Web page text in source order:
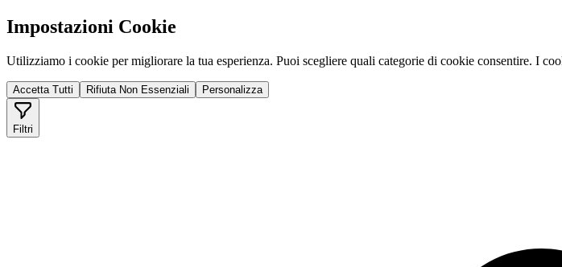
Impostazioni Cookie
Utilizziamo i cookie per migliorare la tua esperienza. Puoi scegliere quali categorie di cookie consentire. I
Accetta Tutti Rifiuta Non Essenziali Personalizza
Filtri